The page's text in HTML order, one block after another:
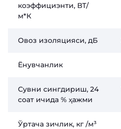
коэффициэнти, ВТ/
м*К
Овоз изоляцияси, дБ
Ёнувчанлик
Сувни сингдириш, 24
соат ичида % ҳажми
Ўртача зичлик, кг /м³